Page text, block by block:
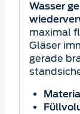
Wasser
maximal
Gläser
gerade